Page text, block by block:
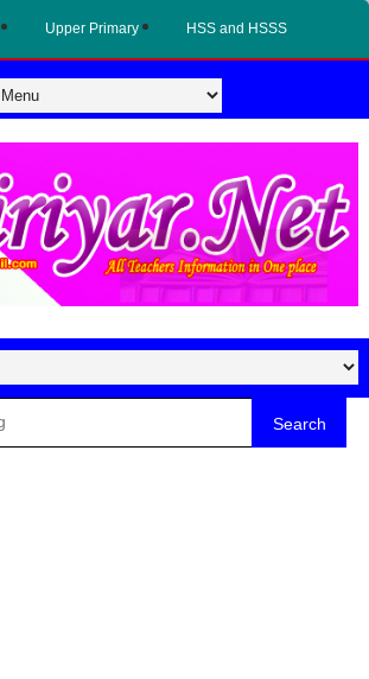
Upper Primary HSS and HSSS
Search